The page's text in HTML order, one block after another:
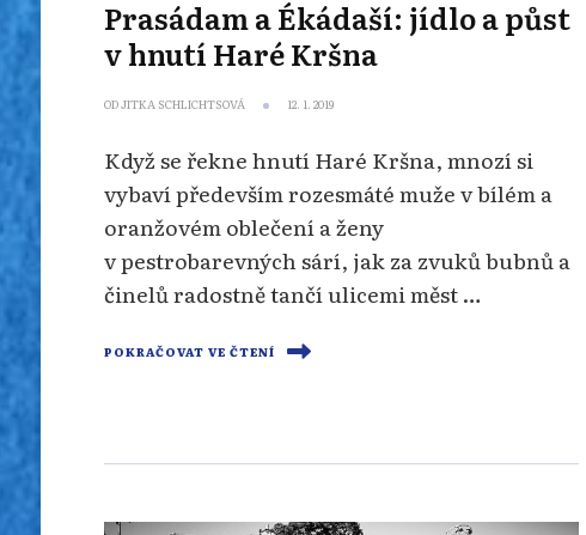
Prasádam a Ékádaší: jídlo a půst
v hnutí Haré Kršna
ODJITKA SCHLICHTSOVÁ 12. 1. 2019
Když se řekne hnutí Haré Kršna, mnozí si
vybaví především rozesmáté muže v bílém a
oranžovém oblečení a ženy
v pestrobarevných sárí, jak za zvuků bubnů a
činelů radostně tančí ulicemi měst …
POKRAČOVAT VE ČTENÍ